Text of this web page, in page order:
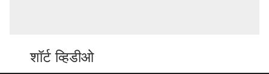
शॉर्ट व्हिडीओ